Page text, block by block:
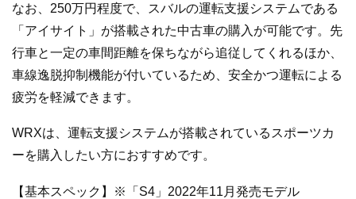
なお、250万円程度で、スバルの運転支援システムである
「アイサイト」が搭載された中古車の購入が可能です。先
行車と一定の車間距離を保ちながら追従してくれるほか、
車線逸脱抑制機能が付いているため、安全かつ運転による
疲労を軽減できます。
WRXは、運転支援システムが搭載されているスポーツカ
ーを購入したい方におすすめです。
【基本スペック】※「S4」2022年11月発売モデル